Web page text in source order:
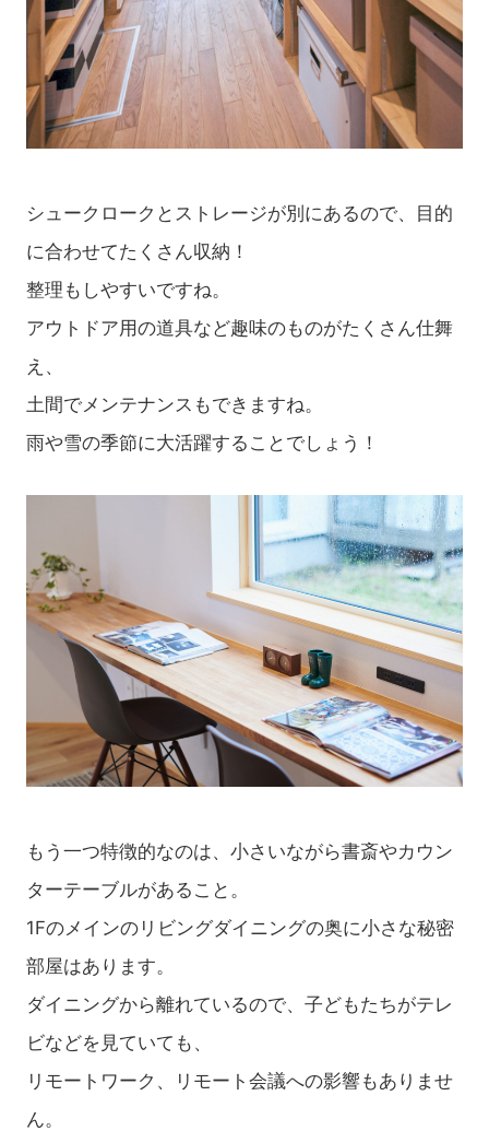
シュークロークとストレージが別にあるので、目的
に合わせてたくさん収納！
整理もしやすいですね。
アウトドア用の道具など趣味のものがたくさん仕舞
え、
土間でメンテナンスもできますね。
雨や雪の季節に大活躍することでしょう！
もう一つ特徴的なのは、小さいながら書斎やカウン
ターテーブルがあること。
1Fのメインのリビングダイニングの奥に小さな秘密
部屋はあります。
ダイニングから離れているので、子どもたちがテレ
ビなどを見ていても、
リモートワーク、リモート会議への影響もありませ
ん。